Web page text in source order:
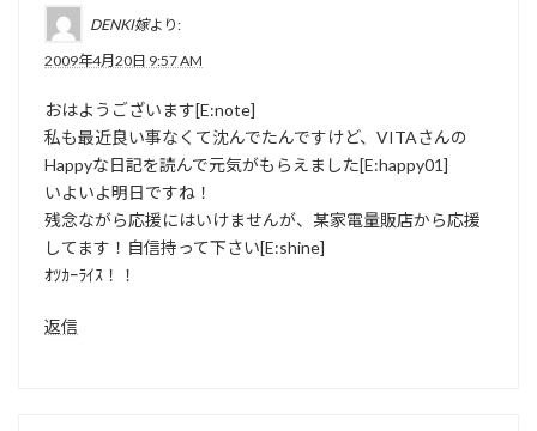
DENKI嫁より:
2009年4月20日 9:57 AM
おはようございます[E:note]
私も最近良い事なくて沈んでたんですけど、VITAさんの
Happyな日記を読んで元気がもらえました[E:happy01]
いよいよ明日ですね！
残念ながら応援にはいけませんが、某家電量販店から応援
してます！自信持って下さい[E:shine]
ｵﾂｶｰﾗｲｽ！！
返信